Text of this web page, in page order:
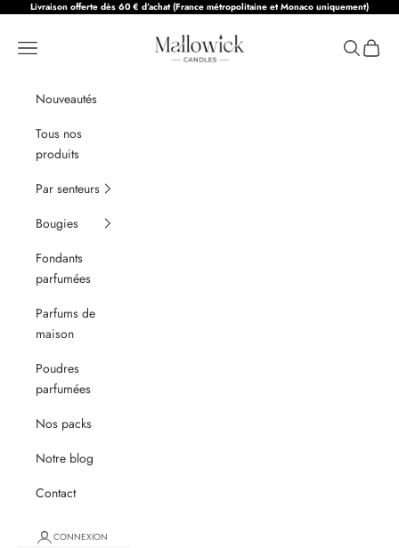
Passer au contenu
Livraison offerte dès 60 € d’achat (France métropolitaine et Monaco uniquement)
Mallowick Candles
Menu Recherche
Panier
Nouveautés
Tous nos
produits
Par senteurs
Bougies
Fondants
parfumées
Parfums de
maison
Poudres
parfumées
Nos packs
Notre blog
Contact
CONNEXION